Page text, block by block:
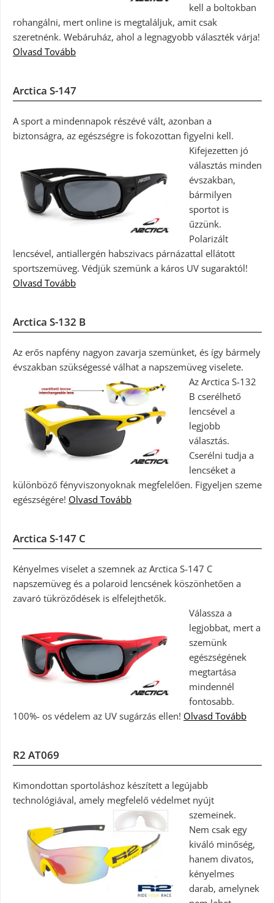
kell a boltokban
rohangálni, mert online is megtaláljuk, amit csak
szeretnénk. Webáruház, ahol a legnagyobb választék várja!
Olvasd Tovább
Arctica S-147
A sport a mindennapok részévé vált, azonban a
biztonságra, az egészségre is fokozottan figyelni kell.
Kifejezetten jó
választás minden
évszakban,
bármilyen
sportot is
űzzünk.
Polarizált
lencsével, antiallergén habszivacs párnázattal ellátott
sportszemüveg. Védjük szemünk a káros UV sugaraktól!
Olvasd Tovább
Arctica S-132 B
Az erős napfény nagyon zavarja szemünket, és így bármely
évszakban szükségessé válhat a napszemüveg viselete.
Az Arctica S-132
B cserélhető
lencsével a
legjobb
választás.
Cserélni tudja a
lencséket a
különböző fényviszonyoknak megfelelően. Figyeljen szeme
egészségére! Olvasd Tovább
Arctica S-147 C
Kényelmes viselet a szemnek az Arctica S-147 C
napszemüveg és a polaroid lencsének köszönhetően a
zavaró tükröződések is elfelejthetők.
Válassza a
legjobbat, mert a
szemünk
egészségének
megtartása
mindennél
fontosabb.
100%- os védelem az UV sugárzás ellen! Olvasd Tovább
R2 AT069
Kimondottan sportoláshoz készített a legújabb
technológiával, amely megfelelő védelmet nyújt
szemeinek.
Nem csak egy
kiváló minőség,
hanem divatos,
kényelmes
darab, amelynek